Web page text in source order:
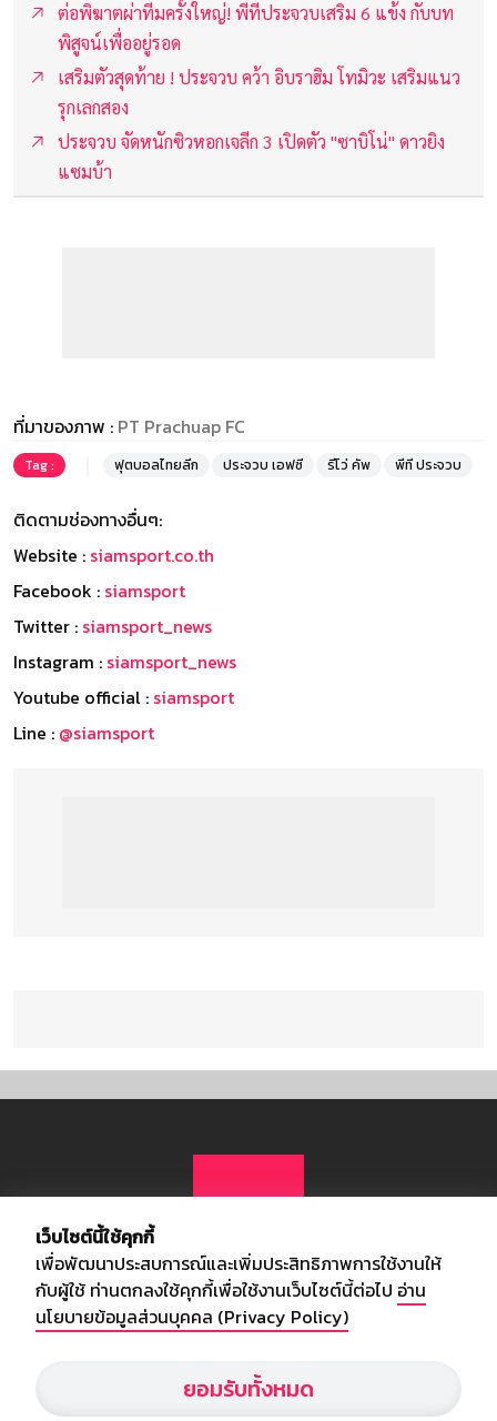
ต่อพิฆาตผ่าทีมครั้งใหญ่! พีทีประจวบเสริม 6 แข้ง กับบท
พิสูจน์เพื่ออยู่รอด
เสริมตัวสุดท้าย ! ประจวบ คว้า อิบราฮิม โทมิวะ เสริมแนว
รุกเลกสอง
ประจวบ จัดหนักซิวหอกเจลีก 3 เปิดตัว "ซาบิโน่" ดาวยิง
แซมบ้า
ที่มาของภาพ : PT Prachuap FC
Tag : ฟุตบอลไทยลีก ประจวบ เอฟซี รีโว่ คัพ พีที ประจวบ
ติดตามช่องทางอื่นๆ:
Website : siamsport.co.th
Facebook : siamsport
Twitter : siamsport_news
Instagram : siamsport_news
Youtube official : siamsport
Line : @siamsport
เกี่ยวกับเรา
อัพเดทข่าวสารวงการกีฬา ฟุตบอล ผลบอล ผลฟุตบอลทั่วโลก ฟรีเมียร์
ลีก ไทยลีก ฟุตบอลโลก ยูฟ่าแซมเปี้ยนส์ลีก พร้อมทั้งวิเคราะห์บอล จาก
เว็บไซต์นี้ใช้คุกกี้
เพื่อพัฒนาประสบการณ์และเพิ่มประสิทธิภาพการใช้งานให้
กับผู้ใช้ ท่านตกลงใช้คุกกี้เพื่อใช้งานเว็บไซต์นี้ต่อไป อ่าน
นโยบายข้อมูลส่วนบุคคล (Privacy Policy)
ยอมรับทั้งหมด